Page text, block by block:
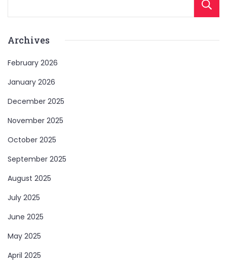
Archives
February 2026
January 2026
December 2025
November 2025
October 2025
September 2025
August 2025
July 2025
June 2025
May 2025
April 2025